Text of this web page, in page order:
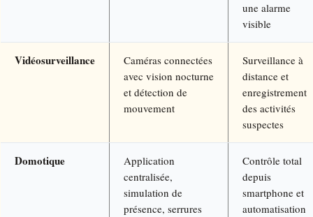
une alarme
visible
Vidéosurveillance
Caméras connectées
avec vision nocturne
et détection de
mouvement
Surveillance à
distance et
enregistrement
des activités
suspectes
Domotique
Application
centralisée,
simulation de
présence, serrures
Contrôle total
depuis
smartphone et
automatisation